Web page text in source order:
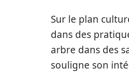
Sur le plan
dans des
arbre dans des
souligne son